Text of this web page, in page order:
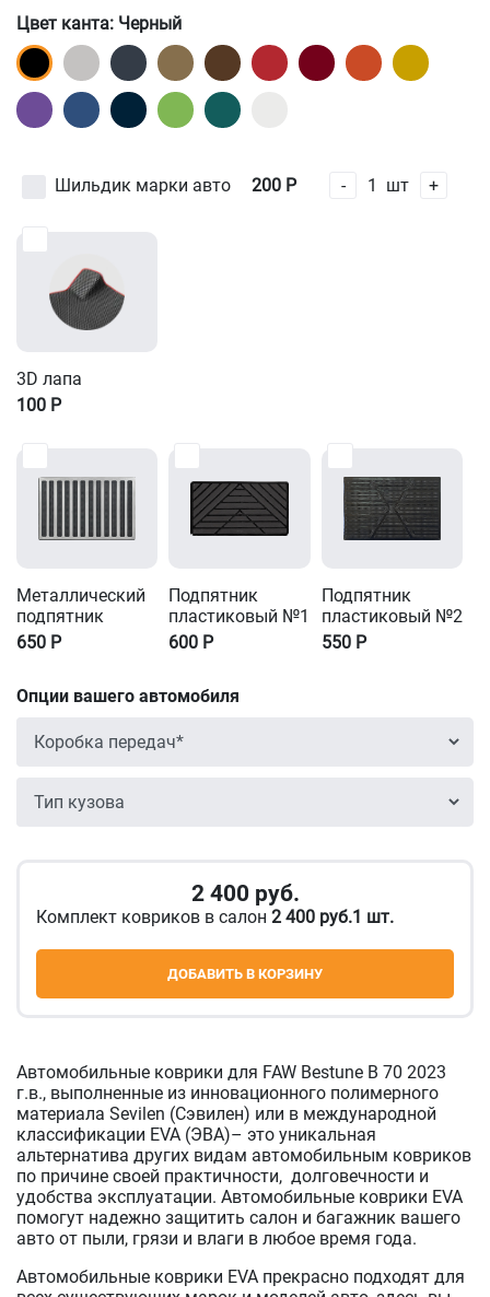
Цвет канта: Черный
Шильдик марки авто 200 Р - 1 шт +
3D лапа
100 Р
Металлический
подпятник
650 Р
Подпятник
пластиковый №1
600 Р
Подпятник
пластиковый №2
550 Р
Опции вашего автомобиля
2 400 руб.
Комплект ковриков в салон 2 400 руб.1 шт.
ДОБАВИТЬ В КОРЗИНУ
Автомобильные коврики для FAW Bestune B 70 2023
г.в., выполненные из инновационного полимерного
материала Sevilen (Сэвилен) или в международной
классификации EVA (ЭВА)– это уникальная
альтернатива других видам автомобильным ковриков
по причине своей практичности, долговечности и
удобства эксплуатации. Автомобильные коврики EVA
помогут надежно защитить салон и багажник вашего
авто от пыли, грязи и влаги в любое время года.
Автомобильные коврики EVA прекрасно подходят для